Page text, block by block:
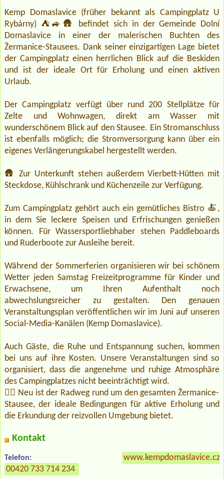
Kemp Domaslavice (früher bekannt als Campingplatz U
Rybárny) ⛺🚙🛖 befindet sich in der Gemeinde Dolní
Domaslavice in einer der malerischen Buchten des
Žermanice-Stausees. Dank seiner einzigartigen Lage bietet
der Campingplatz einen herrlichen Blick auf die Beskiden
und ist der ideale Ort für Erholung und einen aktiven
Urlaub.
Der Campingplatz verfügt über rund 200 Stellplätze für
Zelte und Wohnwagen, direkt am Wasser mit
wunderschönem Blick auf den Stausee. Ein Stromanschluss
ist ebenfalls möglich; die Stromversorgung kann über ein
eigenes Verlängerungskabel hergestellt werden.
🛖 Zur Unterkunft stehen außerdem Vierbett-Hütten mit
Steckdose, Kühlschrank und Küchenzeile zur Verfügung.
Zum Campingplatz gehört auch ein gemütliches Bistro 🍝,
in dem Sie leckere Speisen und Erfrischungen genießen
können. Für Wassersportliebhaber stehen Paddleboards
und Ruderboote zur Ausleihe bereit.
Während der Sommerferien organisieren wir bei schönem
Wetter jeden Samstag Freizeitprogramme für Kinder und
Erwachsene, um Ihren Aufenthalt noch
abwechslungsreicher zu gestalten. Den genauen
Veranstaltungsplan veröffentlichen wir im Juni auf unseren
Social-Media-Kanälen (Kemp Domaslavice).
Auch Gäste, die Ruhe und Entspannung suchen, kommen
bei uns auf ihre Kosten. Unsere Veranstaltungen sind so
organisiert, dass die angenehme und ruhige Atmosphäre
des Campingplatzes nicht beeinträchtigt wird.
🚴‍♂️ Neu ist der Radweg rund um den gesamten Žermanice-
Stausee, der ideale Bedingungen für aktive Erholung und
die Erkundung der reizvollen Umgebung bietet.
Kontakt
Telefon:
00420 733 714 234
www.kempdomaslavice.cz